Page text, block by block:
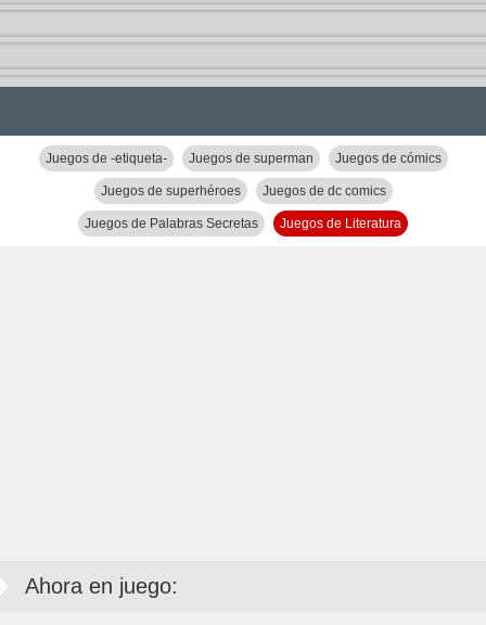
Juegos de -etiqueta- Juegos de superman Juegos de cómics
Juegos de superhéroes Juegos de dc comics
Juegos de Palabras Secretas Juegos de Literatura
Ahora en juego: